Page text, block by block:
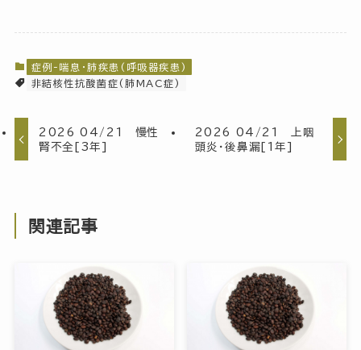
症例-喘息・肺疾患(呼吸器疾患)
非結核性抗酸菌症(肺MAC症)
2026 04/21 慢性
腎不全[3年]
2026 04/21 上咽
頭炎・後鼻漏[1年]
関連記事